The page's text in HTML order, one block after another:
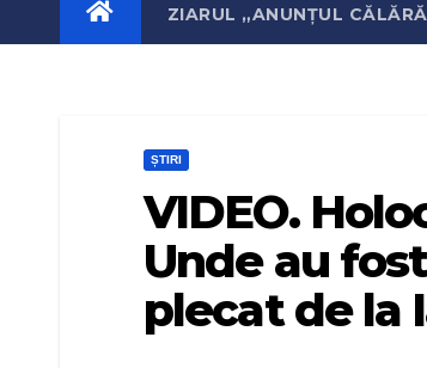
ZIARUL „ANUNȚUL
ȘTIRI
VIDEO.
Unde au
plecat de la